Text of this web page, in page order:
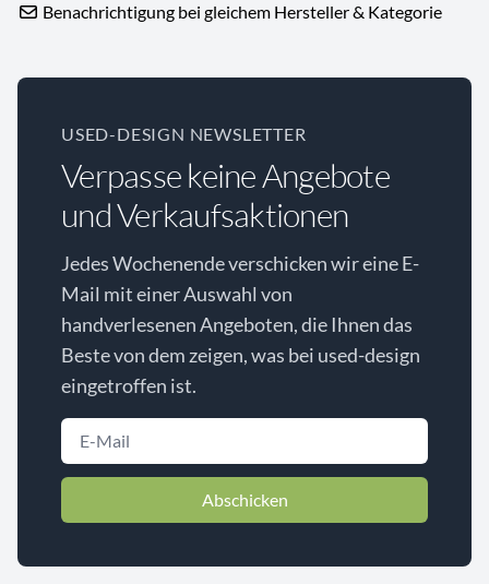
Benachrichtigung bei gleichem Hersteller & Kategorie
USED-DESIGN NEWSLETTER
Verpasse keine Angebote
und Verkaufsaktionen
Jedes Wochenende verschicken wir eine E-
Mail mit einer Auswahl von
handverlesenen Angeboten, die Ihnen das
Beste von dem zeigen, was bei used-design
eingetroffen ist.
Abschicken